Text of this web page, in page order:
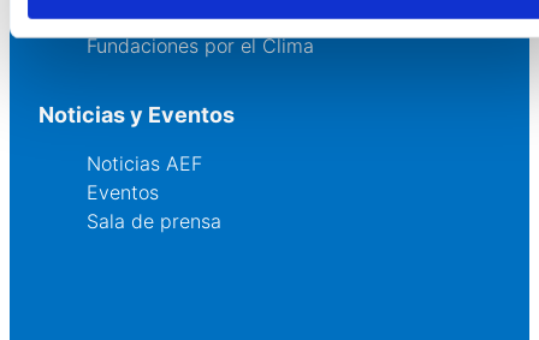
Fundaciones Comunitarias
Fundaciones por el Clima
Noticias y Eventos
Noticias AEF
Eventos
Sala de prensa